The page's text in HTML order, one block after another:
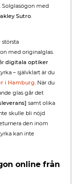
Solglasögon med
Sutro.
med originalglas.
digitala optiker
– självklart är du
i Hamburg. När du
glas går det
samt olika
skulle bli nöjd
den inom
kan inte
online från